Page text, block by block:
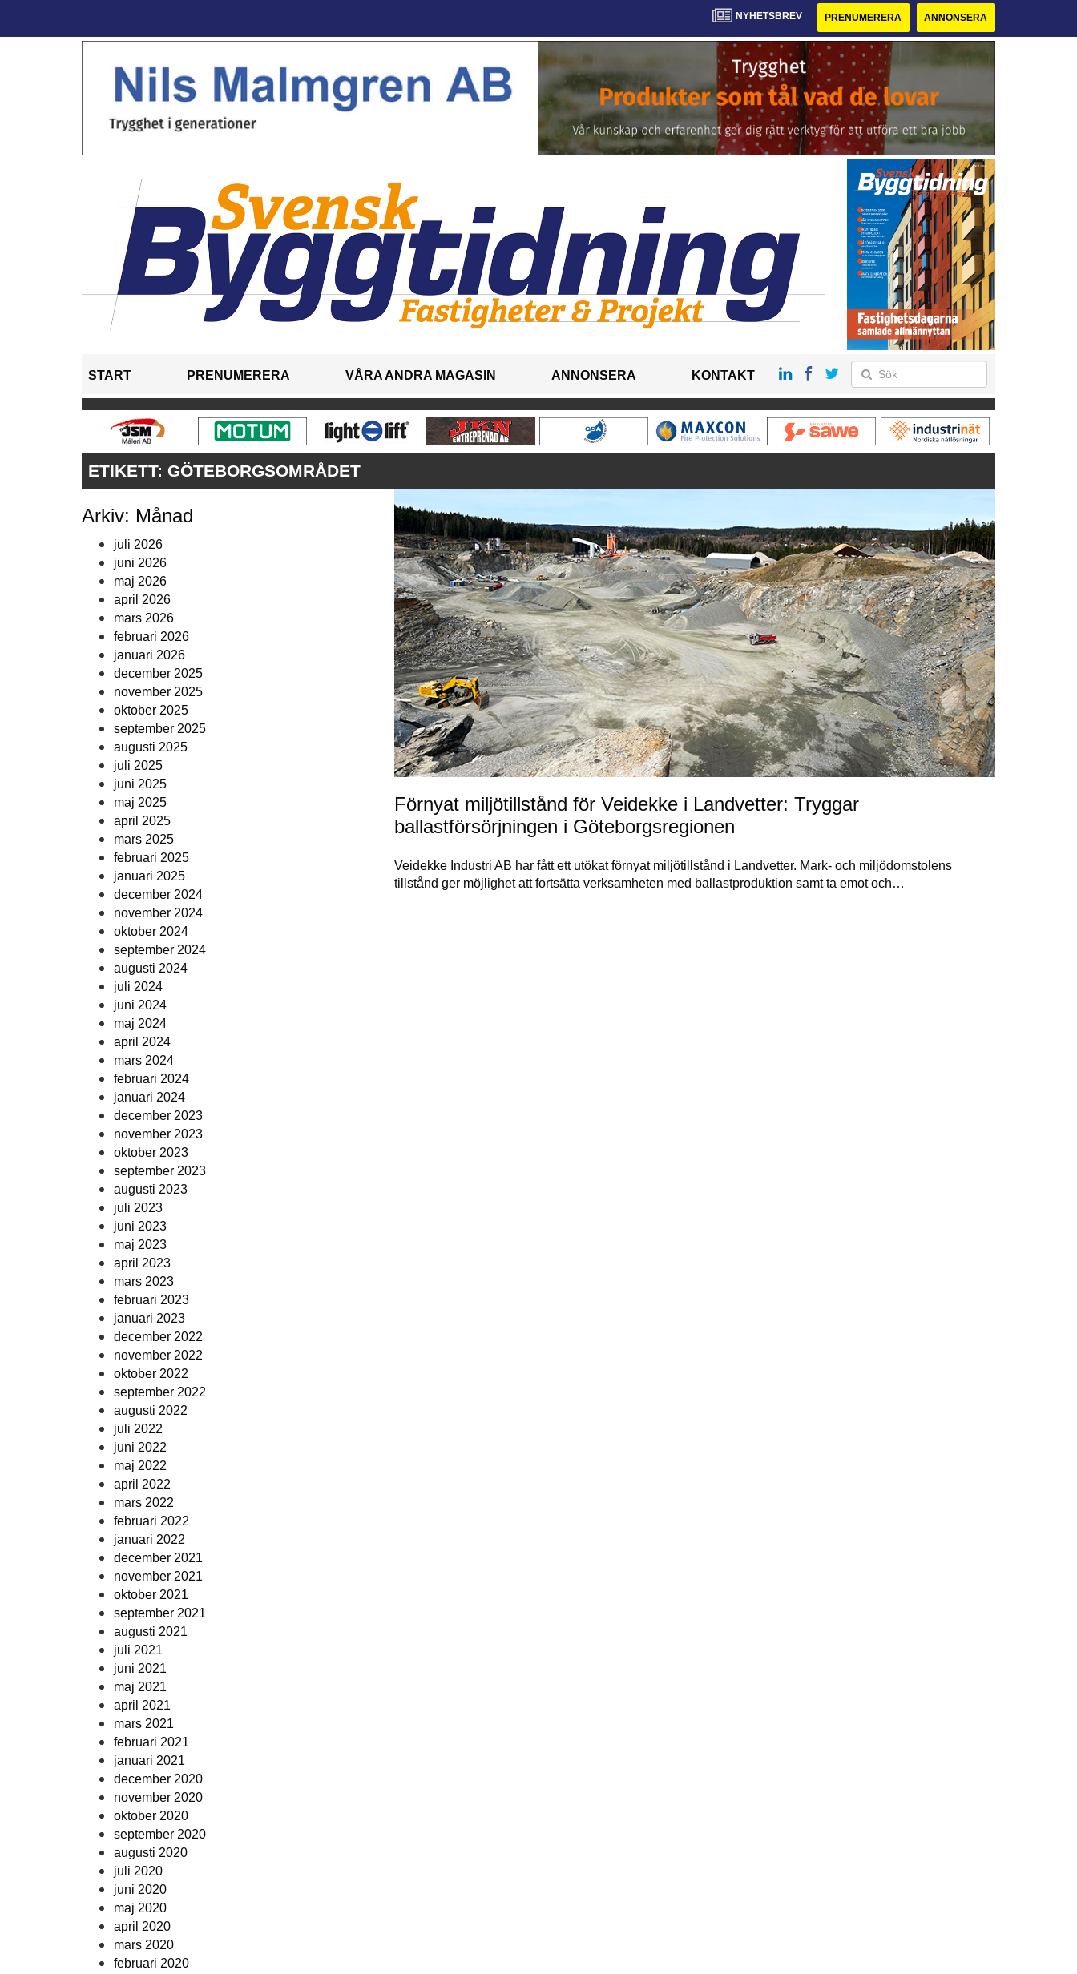
NYHETSBREV PRENUMERERA ANNONSERA
START PRENUMERERA VÅRA ANDRA MAGASIN ANNONSERA KONTAKT
ETIKETT: GÖTEBORGSOMRÅDET
Arkiv: Månad
juli 2026
juni 2026
maj 2026
april 2026
mars 2026
februari 2026
januari 2026
december 2025
november 2025
oktober 2025
september 2025
augusti 2025
juli 2025
juni 2025
maj 2025
april 2025
mars 2025
februari 2025
januari 2025
december 2024
november 2024
oktober 2024
september 2024
augusti 2024
juli 2024
juni 2024
maj 2024
april 2024
mars 2024
februari 2024
januari 2024
december 2023
november 2023
oktober 2023
september 2023
augusti 2023
juli 2023
juni 2023
maj 2023
april 2023
mars 2023
februari 2023
januari 2023
december 2022
november 2022
oktober 2022
september 2022
augusti 2022
juli 2022
juni 2022
maj 2022
april 2022
mars 2022
februari 2022
januari 2022
december 2021
november 2021
oktober 2021
september 2021
augusti 2021
juli 2021
juni 2021
maj 2021
april 2021
mars 2021
februari 2021
januari 2021
december 2020
november 2020
oktober 2020
september 2020
augusti 2020
juli 2020
juni 2020
maj 2020
april 2020
mars 2020
februari 2020
Förnyat miljötillstånd för Veidekke i Landvetter: Tryggar
ballastförsörjningen i Göteborgsregionen
Veidekke Industri AB har fått ett utökat förnyat miljötillstånd i Landvetter. Mark- och miljödomstolens
tillstånd ger möjlighet att fortsätta verksamheten med ballastproduktion samt ta emot och…